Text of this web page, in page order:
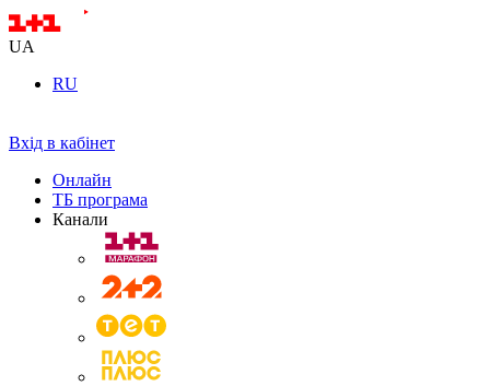
UA
RU
Вхід в кабінет
Онлайн
ТБ програма
Канали